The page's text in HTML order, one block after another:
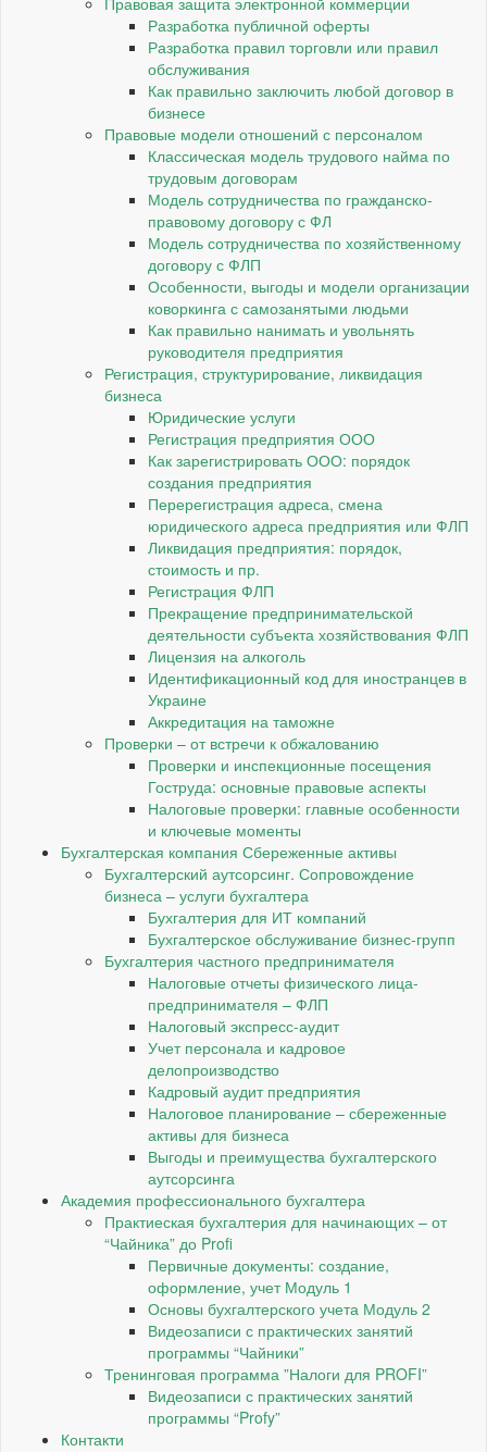
Разработка публичной оферты
Разработка правил торговли или правил
обслуживания
Как правильно заключить любой договор в
бизнесе
Правовые модели отношений с персоналом
Классическая модель трудового найма по
трудовым договорам
Модель сотрудничества по гражданско-
правовому договору с ФЛ
Модель сотрудничества по хозяйственному
договору с ФЛП
Особенности, выгоды и модели организации
коворкинга с самозанятыми людьми
Как правильно нанимать и увольнять
руководителя предприятия
Регистрация, структурирование, ликвидация
бизнеса
Юридические услуги
Регистрация предприятия ООО
Как зарегистрировать ООО: порядок
создания предприятия
Перерегистрация адреса, смена
юридического адреса предприятия или ФЛП
Ликвидация предприятия: порядок,
стоимость и пр.
Регистрация ФЛП
Прекращение предпринимательской
деятельности субъекта хозяйствования ФЛП
Лицензия на алкоголь
Идентификационный код для иностранцев в
Украине
Аккредитация на таможне
Проверки – от встречи к обжалованию
Проверки и инспекционные посещения
Гоструда: основные правовые аспекты
Налоговые проверки: главные особенности
и ключевые моменты
Бухгалтерская компания Сбереженные активы
Бухгалтерский аутсорсинг. Сопровождение
бизнеса – услуги бухгалтера
Бухгалтерия для ИТ компаний
Бухгалтерское обслуживание бизнес-групп
Бухгалтерия частного предпринимателя
Налоговые отчеты физического лица-
предпринимателя – ФЛП
Налоговый экспресс-аудит
Учет персонала и кадровое
делопроизводство
Кадровый аудит предприятия
Налоговое планирование – сбереженные
активы для бизнеса
Выгоды и преимущества бухгалтерского
аутсорсинга
Академия профессионального бухгалтера
Практиеская бухгалтерия для начинающих – от
“Чайника” до Profi
Первичные документы: создание,
оформление, учет Модуль 1
Основы бухгалтерского учета Модуль 2
Видеозаписи с практических занятий
программы “Чайники”
Тренинговая программа ”Налоги для PROFI”
Видеозаписи с практических занятий
программы “Profy”
Контакти